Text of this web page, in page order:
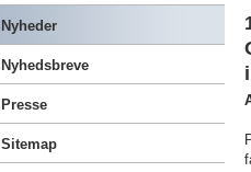
Nyheder
Nyhedsbreve
Presse
Sitemap